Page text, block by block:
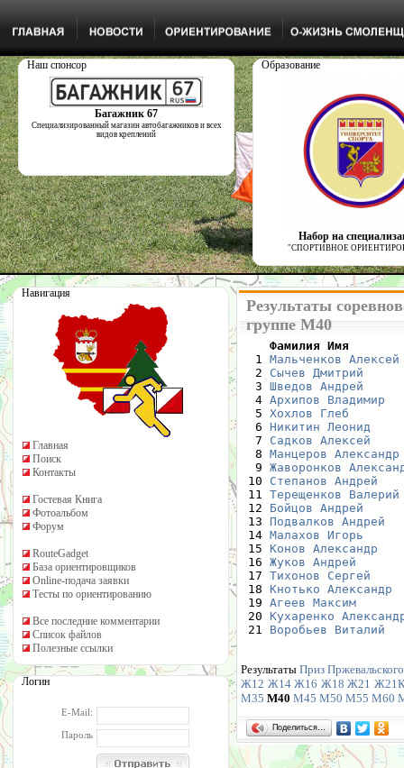
Наш спонсор
Багажник 67
Специализированный магазин автобагажников и всех
видов креплений
Образование
Набор на
"СПОРТИВНОЕ
Навигация
Главная
Поиск
Контакты
Гостевая Книга
Фотоальбом
Форум
RouteGadget
База ориентировщиков
Online-подача заявки
Тесты по ориентированию
Все последние комментарии
Список файлов
Полезные ссылки
Логин
E-Mail:
Пароль
Результаты
группе М40
Фамилия Имя
1 Мальченков Алексей
  2
Сычев Дмитрий
  3
Шведов Андрей
  4
Архипов Владимир
  5
Хохлов Глеб
  6
Никитин Леонид
  7
Садков Алексей
  8
Манцеров Александр
  9
Жаворонков
10 Степанов Андрей
11 Терещенков Валерий
12 Бойцов Андрей
13 Подвалков Андрей
14 Малахов Игорь
15 Конов Александр
16 Жуков Андрей
17 Тихонов Сергей
18 Кнотько Александр
19 Агеев Максим
20 Кухаренко
21 Воробьев Виталий
Результаты Приз
Ж12 Ж14 Ж16 Ж18 Ж21
М35 М40 М45 М50 М55 М60
Поделиться…